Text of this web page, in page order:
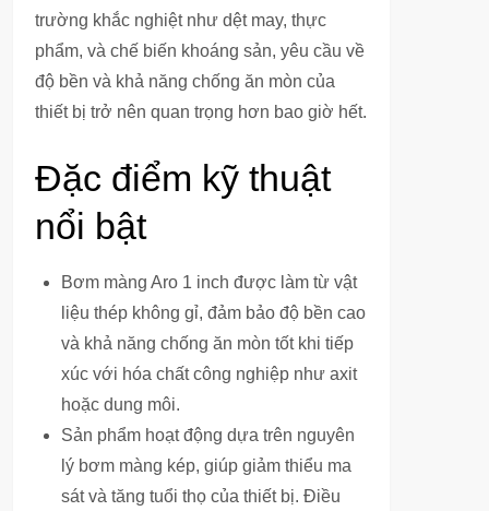
trường khắc nghiệt như dệt may, thực
phẩm, và chế biến khoáng sản, yêu cầu về
độ bền và khả năng chống ăn mòn của
thiết bị trở nên quan trọng hơn bao giờ hết.
Đặc điểm kỹ thuật
nổi bật
Bơm màng Aro 1 inch được làm từ vật
liệu thép không gỉ, đảm bảo độ bền cao
và khả năng chống ăn mòn tốt khi tiếp
xúc với hóa chất công nghiệp như axit
hoặc dung môi.
Sản phẩm hoạt động dựa trên nguyên
lý bơm màng kép, giúp giảm thiểu ma
sát và tăng tuổi thọ của thiết bị. Điều